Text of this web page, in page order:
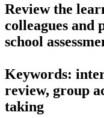
Review the
colleagues and
school
Keywords:
review, group
taking